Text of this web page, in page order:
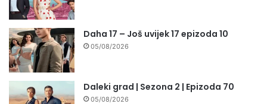
Daha 17 – Još uvijek 17 epizoda 10
05/08/2026
Daleki grad | Sezona 2 | Epizoda 70
05/08/2026